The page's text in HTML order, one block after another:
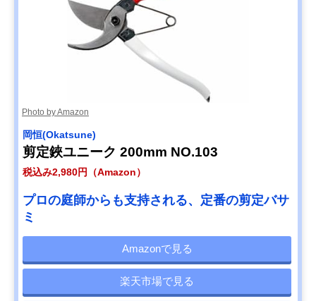
Photo by Amazon
岡恒(Okatsune)
剪定鋏ユニーク 200mm NO.103
税込み2,980円（Amazon）
プロの庭師からも支持される、定番の剪定バサ
ミ
Amazonで見る
楽天市場で見る